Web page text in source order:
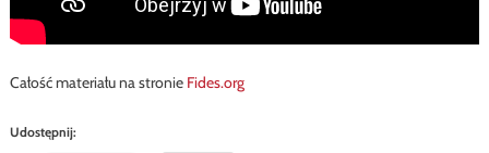
Całość materiału na stronie Fides.org
Udostępnij: